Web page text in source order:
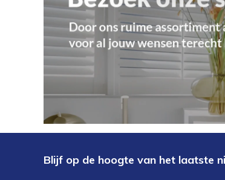
Blijf op de hoogte van het laatste